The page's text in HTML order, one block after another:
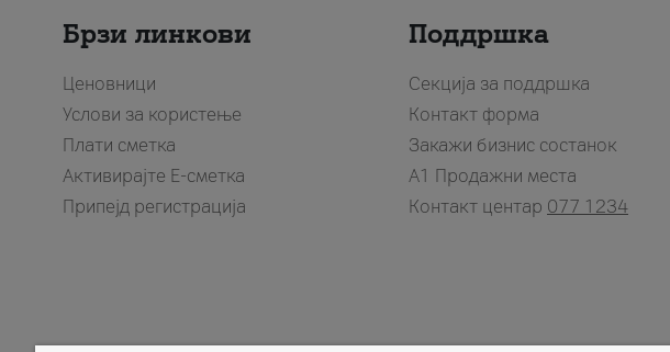
Брзи линкови
Ценовници
Услови за користење
Плати сметка
Активирајте Е-сметка
Припејд регистрација
Поддршка
Секција за поддршка
Контакт форма
Закажи бизнис состанок
A1 Продажни места
Контакт центар 077 1234